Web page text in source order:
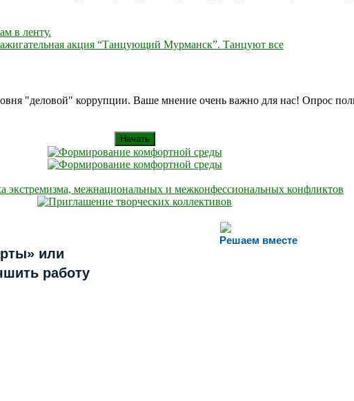
в ленту.
акция “Танцующий Мурманск”. Танцуют все
"деловой" коррупции. Ваше мнение очень важно для нас! Опрос
Начать
Решаем вместе
или
работу